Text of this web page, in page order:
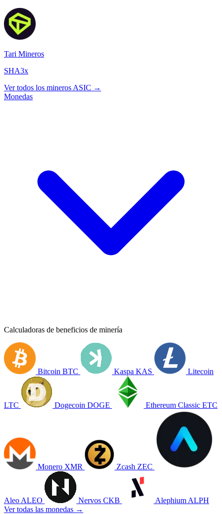
Tari Mineros
SHA3x
Ver todos los mineros ASIC →
Monedas
Calculadoras de beneficios de minería
Bitcoin BTC Kaspa KAS Litecoin
LTC Dogecoin DOGE Ethereum Classic ETC
Monero XMR Zcash ZEC
Aleo ALEO Nervos CKB Alephium ALPH
Ver todas las monedas →